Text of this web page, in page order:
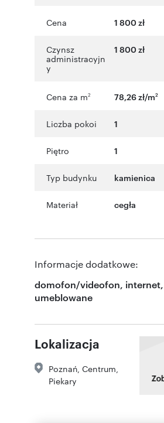
Cena 1 800 zł
Czynsz
administracyjn
y
1 800 zł
Cena za m2 78,26 zł/m2
Liczba pokoi 1
Piętro 1
Typ budynku kamienica
Materiał cegła
Informacje dodatkowe:
domofon/videofon,
umeblowane
Lokalizacja
Poznań Centrum
Piekary